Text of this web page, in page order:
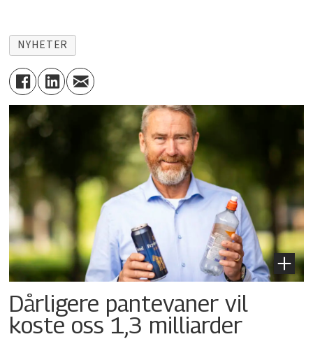
NYHETER
Dårligere pantevaner vil
koste oss 1,3 milliarder